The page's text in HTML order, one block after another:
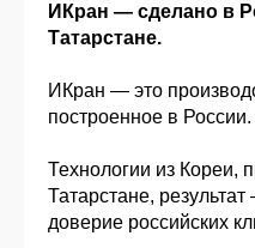
ИКран — сделано в
Татарстане.
ИКран — это
построенное в России.
Технологии из Кореи,
Татарстане,
доверие российских